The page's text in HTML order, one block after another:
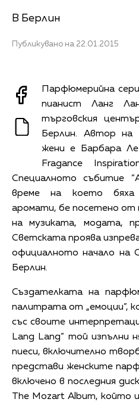
В Берлин
Публикувано на 22.01.2015
Парфюмерийна
пианист Ланг
търговския
Берлин. Автор
жени е Барбара
Fragance
Специалното събитие
време на което бяха
аромати, бе посетено от
на музиката, модата,
Светската проява
официалното начало на
Берлин.
Създателката на
палитрата от „емоции”,
със своите
Lang Lang” той изпълни
пиеси, включително
представи женските
включено в последния
The Mozart Album, който